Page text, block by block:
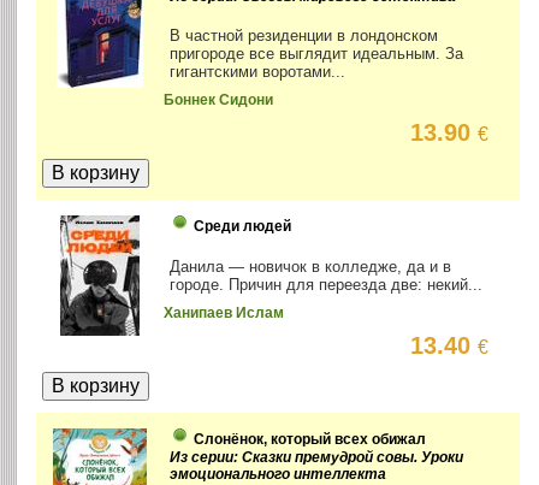
В частной резиденции в лондонском
пригороде все выглядит идеальным. За
гигантскими воротами...
Боннек Сидони
13.90€
Среди людей
Данила — новичок в колледже, да и в
городе. Причин для переезда две: некий...
Ханипаев Ислам
13.40€
Слонёнок, который всех обижал
Из серии: Сказки премудрой совы. Уроки
эмоционального интеллекта